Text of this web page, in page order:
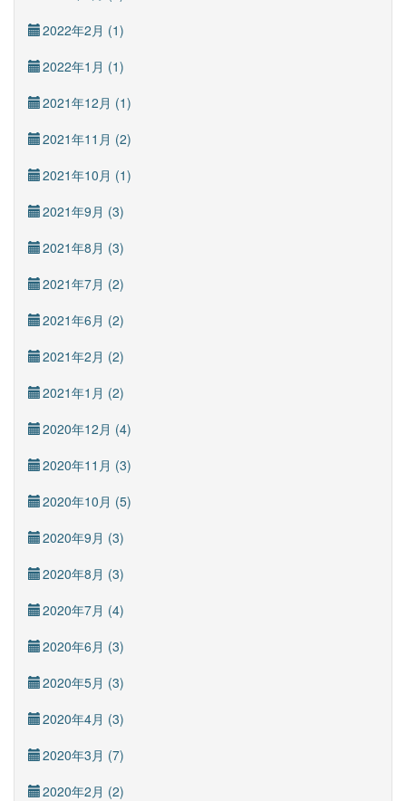
2022年2月 (1)
2022年1月 (1)
2021年12月 (1)
2021年11月 (2)
2021年10月 (1)
2021年9月 (3)
2021年8月 (3)
2021年7月 (2)
2021年6月 (2)
2021年2月 (2)
2021年1月 (2)
2020年12月 (4)
2020年11月 (3)
2020年10月 (5)
2020年9月 (3)
2020年8月 (3)
2020年7月 (4)
2020年6月 (3)
2020年5月 (3)
2020年4月 (3)
2020年3月 (7)
2020年2月 (2)